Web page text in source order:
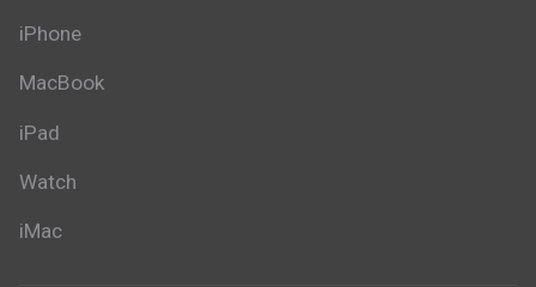
iPhone
MacBook
iPad
Watch
iMac